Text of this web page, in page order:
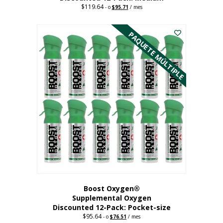
$119.64 -o Precio
$95.71 El
es:
95,71
dólares.
/ mes
tiene
múltiples
variantes.
Las
opciones
pueden
elegir
en
página
del
producto
PAQUETE MÚLTIPLE
Boost Oxygen®
Supplemental Oxygen
Discounted 12-Pack: Pocket-size
$95.64 - o Precio
$76.51 El
/ mes